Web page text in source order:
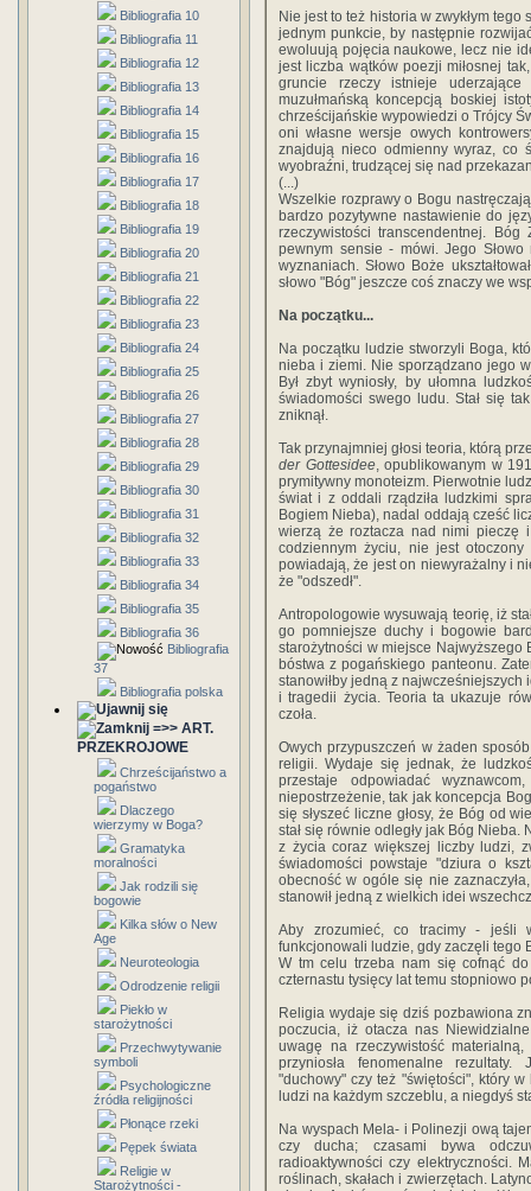
Bibliografia 10
Bibliografia 11
Bibliografia 12
Bibliografia 13
Bibliografia 14
Bibliografia 15
Bibliografia 16
Bibliografia 17
Bibliografia 18
Bibliografia 19
Bibliografia 20
Bibliografia 21
Bibliografia 22
Bibliografia 23
Bibliografia 24
Bibliografia 25
Bibliografia 26
Bibliografia 27
Bibliografia 28
Bibliografia 29
Bibliografia 30
Bibliografia 31
Bibliografia 32
Bibliografia 33
Bibliografia 34
Bibliografia 35
Bibliografia 36
Bibliografia
37
Bibliografia polska
=>> ART.
PRZEKROJOWE
Chrześcijaństwo a
pogaństwo
Dlaczego
wierzymy w Boga?
Gramatyka
moralności
Jak rodzili się
bogowie
Kilka słów o New
Age
Neuroteologia
Odrodzenie religii
Piekło w
starożytności
Przechwytywanie
symboli
Psychologiczne
źródła religijności
Płonące rzeki
Pępek świata
Religie w
Starożytności -
Nie jest to też historia w zwykłym tego
jednym punkcie, by następnie
ewoluują pojęcia naukowe, lecz nie
jest liczba wątków poezji miłosnej
gruncie rzeczy istnieje uderzające
muzułmańską koncepcją boskiej
chrześcijańskie wypowiedzi o Trójcy
oni własne wersje owych
znajdują nieco odmienny wyraz, co
wyobraźni, trudzącej się nad
(...)
Wszelkie rozprawy o Bogu
bardzo pozytywne nastawienie do
rzeczywistości transcendentnej.
pewnym sensie - mówi. Jego
wyznaniach. Słowo Boże
słowo "Bóg" jeszcze coś znaczy we
Na początku...
Na początku ludzie stworzyli Boga,
nieba i ziemi. Nie sporządzano jego
Był zbyt wyniosły, by ułomna
świadomości swego ludu. Stał się
zniknął.
Tak przynajmniej głosi teoria, którą
der Gottesidee, opublikowanym w
prymitywny monoteizm. Pierwotnie
świat i z oddali rządziła ludzkimi
Bogiem Nieba), nadal oddają cześć
wierzą że roztacza nad nimi pieczę
codziennym życiu, nie jest
powiadają, że jest on niewyrażalny i
że "odszedł".
Antropologowie wysuwają teorię, iż
go pomniejsze duchy i bogowie
starożytności w miejsce Najwyższego
bóstwa z pogańskiego panteonu.
stanowiłby jedną z
i tragedii życia. Teoria ta ukazuje
czoła.
Owych przypuszczeń w żaden
religii. Wydaje się jednak, że
przestaje odpowiadać
niepostrzeżenie, tak jak koncepcja
się słyszeć liczne głosy, że Bóg od
stał się równie odległy jak Bóg Nieba.
z życia coraz większej liczby ludzi,
świadomości powstaje "dziura o
obecność w ogóle się nie
stanowił jedną z wielkich idei
Aby zrozumieć, co tracimy - jeśli
funkcjonowali ludzie, gdy zaczęli tego
W tm celu trzeba nam się cofnąć
czternastu tysięcy lat temu stopniowo
Religia wydaje się dziś pozbawiona
poczucia, iż otacza nas
uwagę na rzeczywistość
przyniosła fenomenalne
"duchowy" czy też "świętości", który
ludzi na każdym szczeblu, a niegdyś
Na wyspach Mela- i Polinezji ową
czy ducha; czasami bywa
radioaktywności czy elektryczności.
roślinach, skałach i zwierzętach.